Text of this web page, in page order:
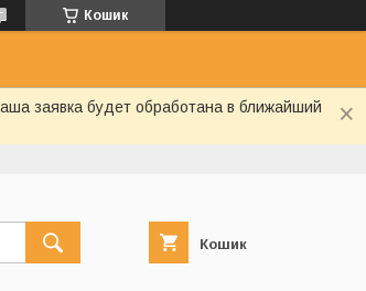
Кошик
заявка будет обработана в ближайший
Кошик